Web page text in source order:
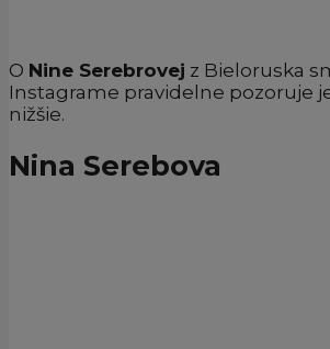
O Nine Serebrovej z Bieloruska
Instagrame pravidelne pozoruje
nižšie.
Nina Serebova